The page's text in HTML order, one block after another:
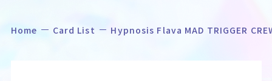
Home News
Home Card List Hypnosis Flava MAD TRIGGER